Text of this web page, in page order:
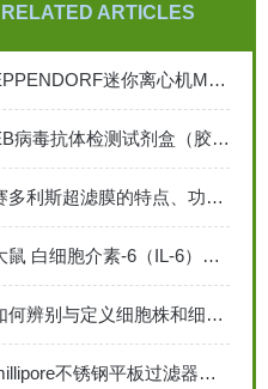
RELATED ARTICLES
EPPENDORF迷你离心机MINI SPIN PLUS
EB病毒抗体检测试剂盒（胶体金法）说 明 书
赛多利斯超滤膜的特点、功能及其主要作用
大鼠 白细胞介素-6（IL-6）ELISA 检测试剂盒说明书
如何辨别与定义细胞株和细胞系
millipore不锈钢平板过滤器多层过滤，提供更细致的过滤效果